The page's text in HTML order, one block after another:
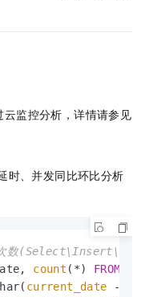
监控分析，详情请参见
时、并发同比环比分析
次数
count ( *) FROM
current_date -